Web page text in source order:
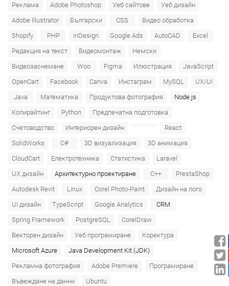
Реклама
Adobe Photoshop Уеб сайтове
Уеб дизайн
Adobe Illustrator
Български CSS
Видео обработка
Shopify
PHP InDesign Google Ads AutoCAD
Excel
Редакция на текст
Видеомонтаж
Немски
Видеозаснемане
Woo Figma Илюстрация
JavaScript
OpenCart
Facebook Canva Инстаграм MySQL
UX/UI
Java
Математика Продуктова фотография
Node.js
Копирайтинг
Python
Предпечатна подготовка
Счетоводство
Интериорен дизайн
React
SolidWorks
C# 3D визуализация
3D анимация
CloudCart
Електротехника Статистика
Laravel
UX дизайн
Архитектурно проектиране C++
PrestaShop
Autodesk Revit
Linux Corel Photo-Paint
Дизайн на лого
UI дизайн
TypeScript Google Analytics
CRM
Spring Framework
PostgreSQL
CorelDraw
Векторен дизайн
Уеб програмиране
Коректура
Microsoft Azure‎
Java Development Kit (JDK)
Рекламна фотография
Adobe Premiere
Програмиране
Въвеждане на данни
Ubuntu